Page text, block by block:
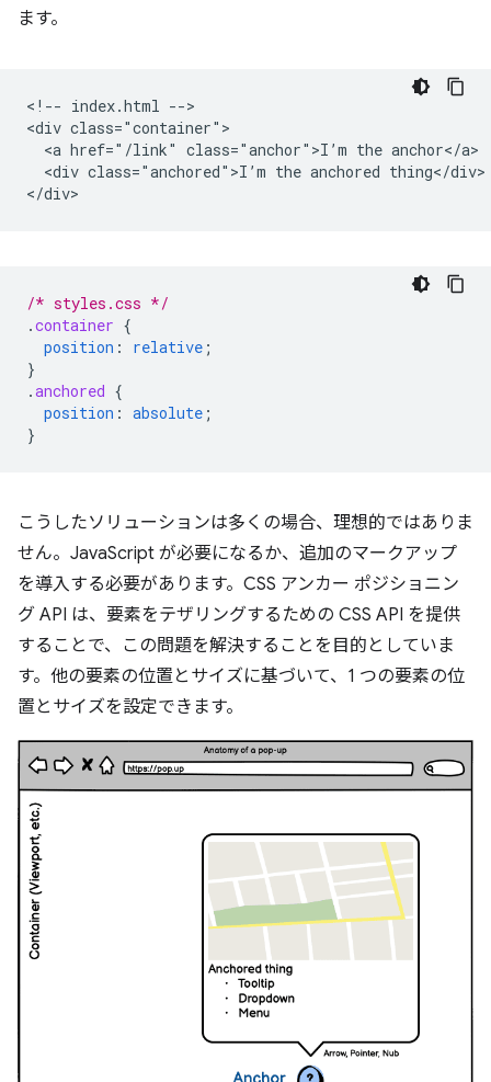
ます。
<!-- index.html -->
<div class="container">
  <a href="/link" class="anchor">I’m the anchor</a>
  <div class="anchored">I’m the anchored thing</div>
/* styles.css */
.container {
position : relative ;
}
.anchored {
position : absolute ;
}
こうしたソリューションは多くの場合、理想的ではありま
せん。JavaScript が必要になるか、追加のマークアップ
を導入する必要があります。CSS アンカー ポジショニン
グ API は、要素をテザリングするための CSS API を提供
することで、この問題を解決することを目的としていま
す。他の要素の位置とサイズに基づいて、1 つの要素の位
置とサイズを設定できます。